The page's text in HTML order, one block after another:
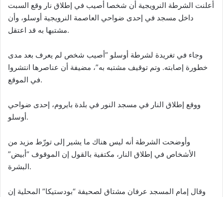
أعلنت الشرطة النرويجية أن شخصا أصيب في إطلاق نار وقع السبت
داخل مسجد في إحدى ضواحي العاصمة النرويجية أوسلو، وأن
مشتبها به قد اعتقل.
وجاء في تغريدة لشرطة أوسلو “أصيب شخص لم يعرف بعد مدى
خطورة إصابته. وتم توقيف مشتبه به”، مضيفة أن عناصرها انتشروا
في الموقع.
ووقع إطلاق النار في مسجد النور في بلدة بايروم، إحدى ضواحي
أوسلو.
وأوضحت الشرطة أنه ليس هناك ما يشير إلى تورّط مزيد من
الأشخاص في إطلاق النار، مكتفية بالقول إن الموقوف “أبيض”
البشرة.
وقال إمام المسجد عرفان مشتاق لصحيفة “بودستيكا” المحلية إن